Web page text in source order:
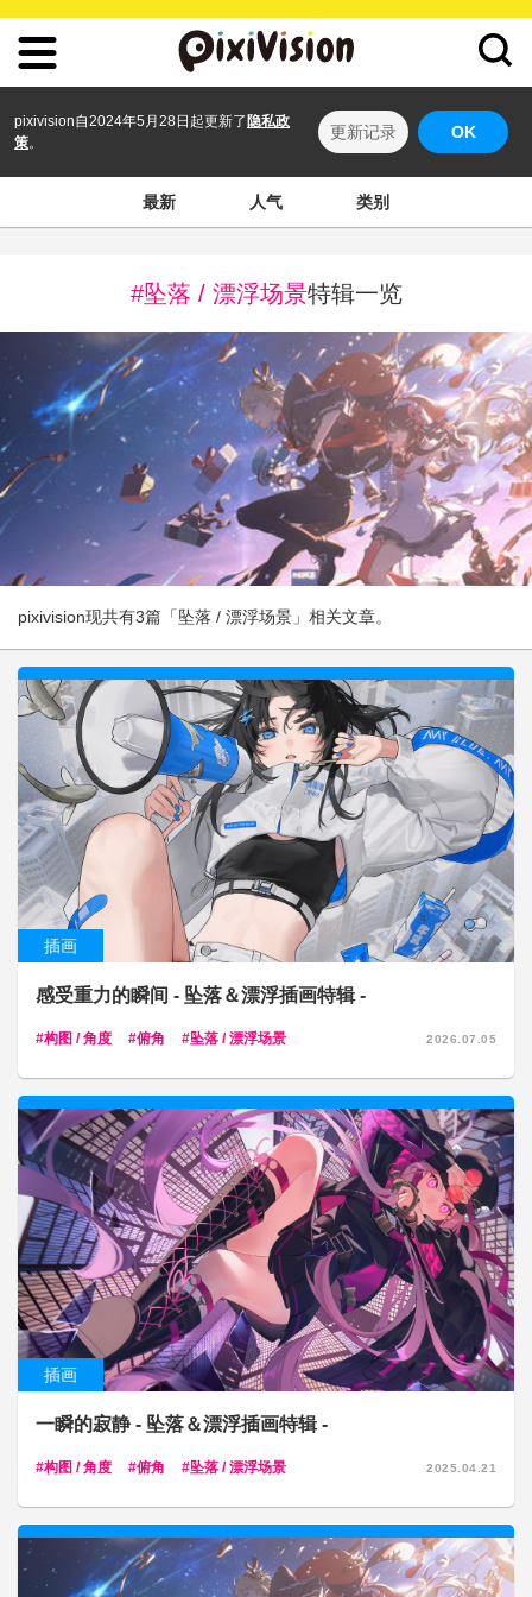
pixivision自2024年5月28日起更新了 隐私政
策。
更新记录 OK
最新 人气 类别
#坠落 / 漂浮场景特辑一览
pixivision现共有3篇「坠落 / 漂浮场景」相关文章。
插画
感受重力的瞬间 - 坠落＆漂浮插画特辑 -
构图 / 角度 俯角 坠落 / 漂浮场景 2026.07.05
插画
一瞬的寂静 - 坠落＆漂浮插画特辑 -
构图 / 角度 俯角 坠落 / 漂浮场景 2025.04.21